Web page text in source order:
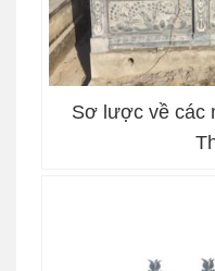
Sơ lược về các